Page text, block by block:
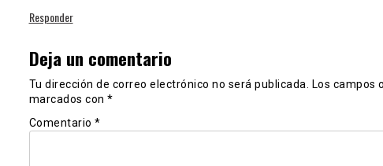
Responder
Deja un comentario
Tu dirección de correo electrónico no será publicada.
Los campos
marcados con *
Comentario *